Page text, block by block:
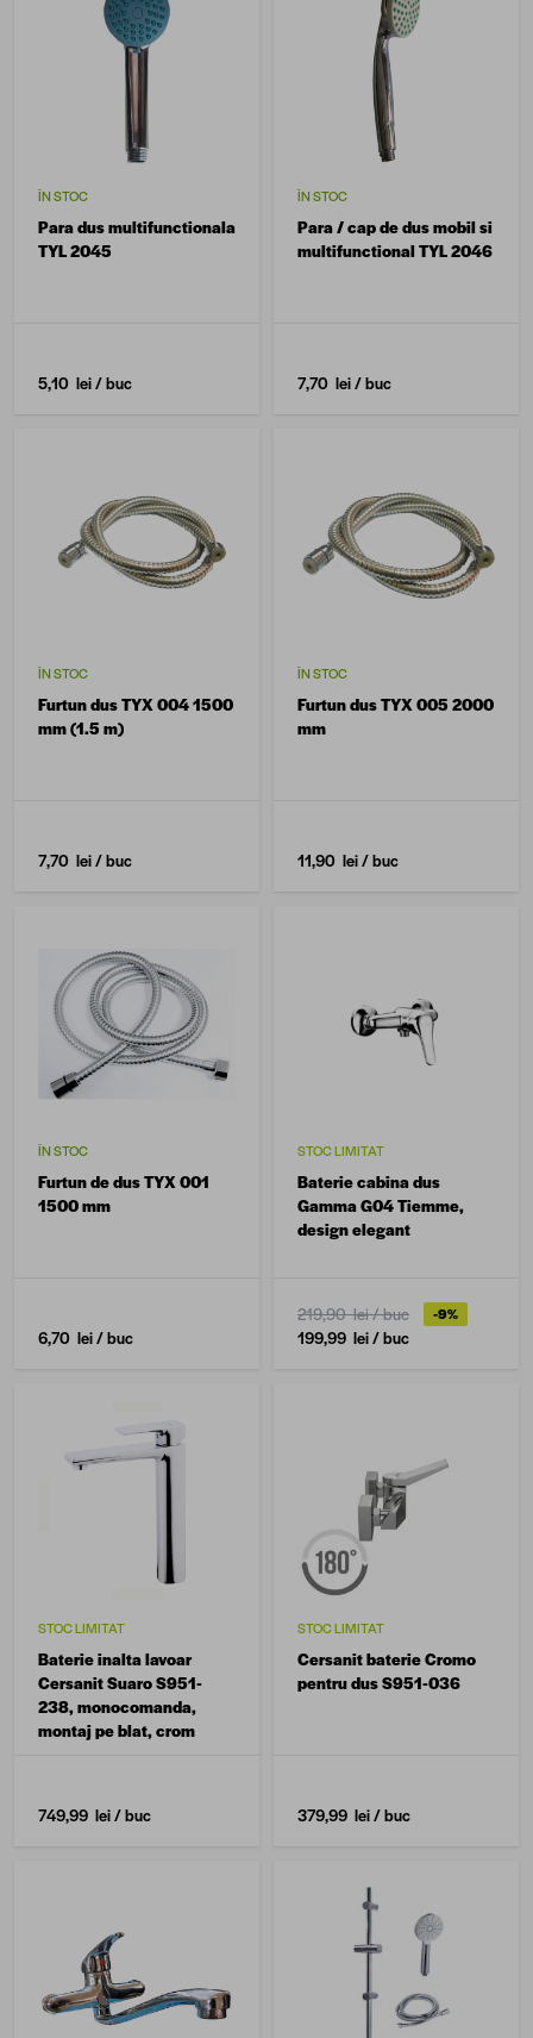
ÎN STOC
Para dus multifunctionala
TYL 2045
5,10 lei/ buc
ÎN STOC
Para / cap de dus mobil si
multifunctional TYL 2046
7,70 lei/ buc
ÎN STOC
Furtun dus TYX 004 1500
mm (1.5 m)
7,70 lei/ buc
ÎN STOC
Furtun dus TYX 005 2000
mm
11,90 lei/ buc
ÎN STOC
Furtun de dus TYX 001
1500 mm
6,70 lei/ buc
STOC LIMITAT
Baterie cabina dus
Gamma G04 Tiemme,
design elegant
219,90 lei/ buc -9%
199,99 lei/ buc
STOC LIMITAT
Baterie inalta lavoar
Cersanit Suaro S951-
238, monocomanda,
montaj pe blat, crom
749,99 lei/ buc
STOC LIMITAT
Cersanit baterie Cromo
pentru dus S951-036
379,99 lei/ buc